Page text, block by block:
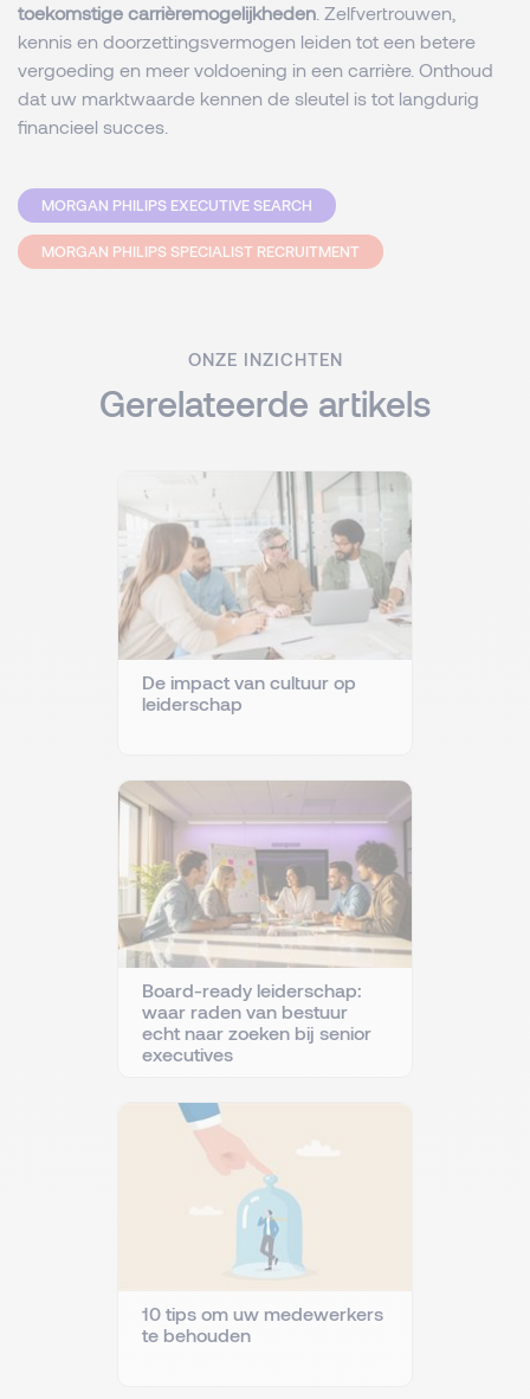
toekomstige carrièremogelijkheden . Zelfvertrouwen,
kennis en doorzettingsvermogen leiden tot een betere
vergoeding en meer voldoening in een carrière. Onthoud
dat uw marktwaarde kennen de sleutel is tot langdurig
financieel succes.
MORGAN PHILIPS EXECUTIVE SEARCH
MORGAN PHILIPS SPECIALIST RECRUITMENT
ONZE INZICHTEN
Gerelateerde artikels
De impact van cultuur op
leiderschap
Board-ready leiderschap:
waar raden van bestuur
echt naar zoeken bij senior
executives
10 tips om uw medewerkers
te behouden